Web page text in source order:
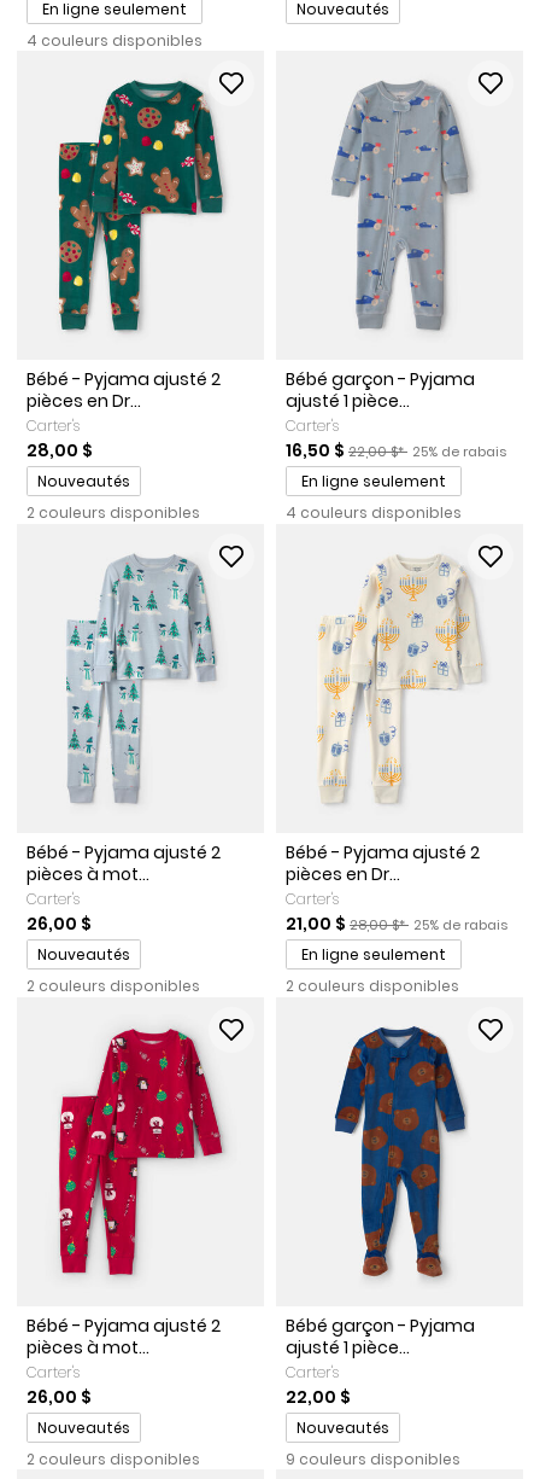
En ligne seulement
4 couleurs disponibles
Nouveautés
Bébé - Pyjama ajusté 2
pièces en Dr...
Carter's
28,00 $
Promotions
Nouveautés
2 couleurs disponibles
Bébé garçon - Pyjama
ajusté 1 pièce...
Carter's
Prix de solde
16,50 $ Prix ​​de détail suggéré par
22,00 $* Pourcentage de
25% de rabais
En ligne seulement
4 couleurs disponibles
Bébé - Pyjama ajusté 2
pièces à mot...
Carter's
26,00 $
Promotions
Nouveautés
2 couleurs disponibles
Bébé - Pyjama ajusté 2
pièces en Dr...
Carter's
Prix de solde
21,00 $ Prix ​​de détail suggéré par
28,00 $* Pourcentage de
25% de rabais
En ligne seulement
2 couleurs disponibles
Bébé - Pyjama ajusté 2
pièces à mot...
Carter's
26,00 $
Promotions
Nouveautés
2 couleurs disponibles
Bébé garçon - Pyjama
ajusté 1 pièce...
Carter's
22,00 $
Promotions
Nouveautés
9 couleurs disponibles